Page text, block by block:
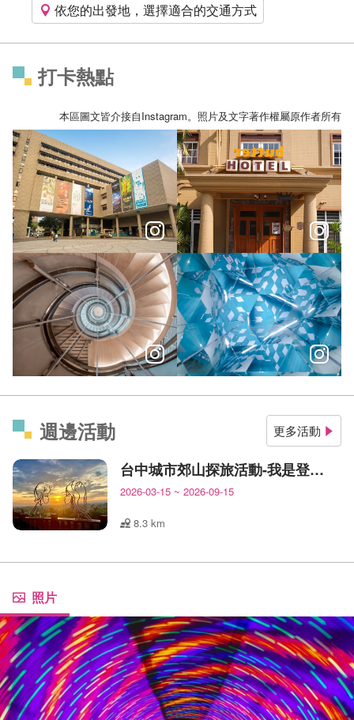
依您的出發地，選擇適合的交通方式
打卡熱點
本區圖文皆介接自Instagram。照片及文字著作權屬原作者所有
元旦限定行程輕鬆騎Ubike玩台中、吃喝玩樂小旅行
＼玩透文青秘境，享受奇幻體
週邊活動 更多活動
台中城市郊山探旅活動-我是登山王
2026-03-15 ~ 2026-09-15
8.3 km
照片